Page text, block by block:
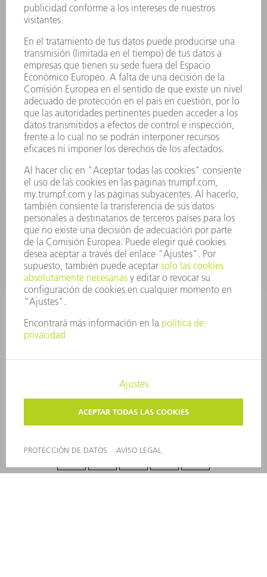
SERVICIOS ONLINE
CONTACTO
SEDES
EVENTOS Y CONVOCATORIAS
REGISTRO PARA EL BOLETÍN INFORMATIVO
FICHAS TÉCNICAS DE SEGURIDAD
PRODUCTOS
MÁQUINAS Y SISTEMAS
LÁSER
ELECTRÓNICA DE POTENCIA
HERRAMIENTAS PORTÁTILES
FÁBRICA INTELIGENTE
SOFTWARE
SERVICIOS
APLICACIONES
SECTORES
EMPRESA
CARRERA PROFESIONAL
OFERTAS DE TRABAJO
PERFIL DE LA EMPRESA
JUNTA DIRECTIVA
INFORME ANUAL
PRINCIPIOS CORPORATIVOS
SISTEMA DE INFORMADORES
SEGURIDAD
REVISTAS